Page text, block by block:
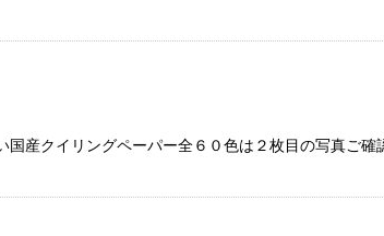
クイリングペーパー全６０色は２枚目の写真ご